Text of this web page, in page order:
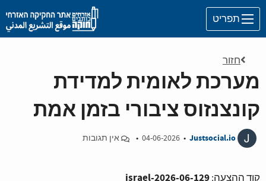
Skip to main content
חזור
מערכת לאומית למדידת
קונצנזוס ציבורי בזמן אמת
J
Justsocial.io
•
• אין תגובות
israel-2026-06-129